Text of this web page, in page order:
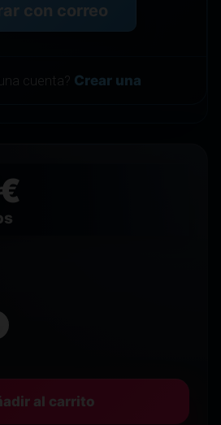
con correo
cuenta? Crear una
al carrito